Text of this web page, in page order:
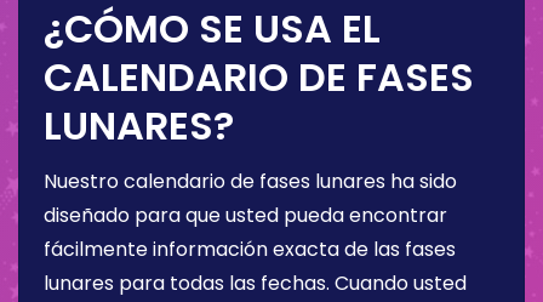
¿CÓMO SE USA EL
CALENDARIO DE FASES
LUNARES?
Nuestro calendario de fases lunares ha sido
diseñado para que usted pueda encontrar
fácilmente información exacta de las fases
lunares para todas las fechas. Cuando usted